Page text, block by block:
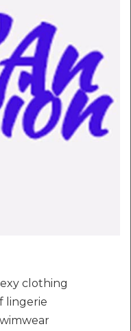
clothing
lingerie